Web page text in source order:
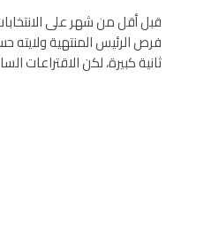
قبل أقل من شهر على الانتخابات
فرص الرئيس المنتهية ولايته
ثانية كبيرة، لكن الاقتراعات